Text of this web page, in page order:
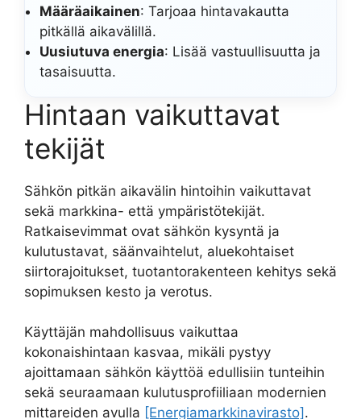
Määräaikainen: Tarjoaa hintavakautta
pitkällä aikavälillä.
Uusiutuva energia: Lisää vastuullisuutta ja
tasaisuutta.
Hintaan vaikuttavat
tekijät
Sähkön pitkän aikavälin hintoihin vaikuttavat
sekä markkina- että ympäristötekijät.
Ratkaisevimmat ovat sähkön kysyntä ja
kulutustavat, säänvaihtelut, aluekohtaiset
siirtorajoitukset, tuotantorakenteen kehitys sekä
sopimuksen kesto ja verotus.
Käyttäjän mahdollisuus vaikuttaa
kokonaishintaan kasvaa, mikäli pystyy
ajoittamaan sähkön käyttöä edullisiin tunteihin
sekä seuraamaan kulutusprofiiliaan modernien
mittareiden avulla [Energiamarkkinavirasto] .